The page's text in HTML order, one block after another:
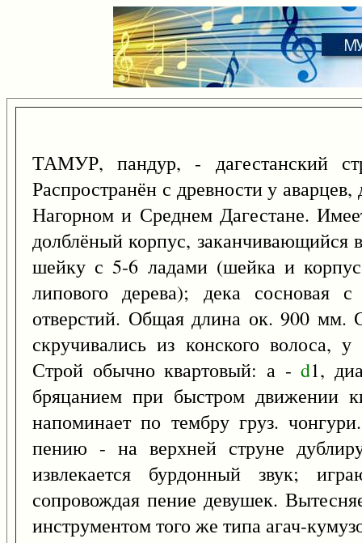
ТАМУР, пандур, - дагестанский
Распространён с древности у
Нагорном и Среднем Дагестане.
долблёный корпус, заканчивающийся
шейку с 5-6 ладами (шейка и корпус
липового дерева); дека сосновая
отверстий. Общая длина ок. 900 мм.
скручивались из конского волоса,
Строй обычно квартовый: а -d1,
бряцанием при быстром движении
напоминает по тембру груз.
пению - на верхней струне
извлекается бурдонный звук;
сопровождая пение девушек.
инструментом того же типа агач-